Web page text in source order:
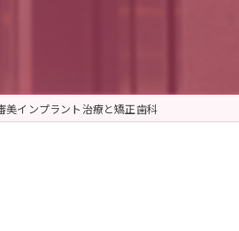
美インプラント治療と矯正歯科